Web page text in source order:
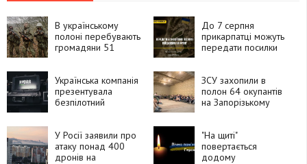
В українському
полоні перебувають
громадяни 51
До 7 серпня
прикарпатці можуть
передати посилки
Українська компанія
презентувала
безпілотний
ЗСУ захопили в
полон 64 окупантів
на Запорізькому
У Росії заявили про
атаку понад 400
дронів на
"На щиті"
повертається
додому